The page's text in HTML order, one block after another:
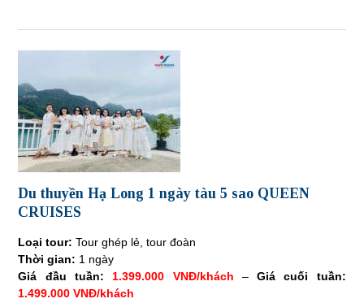
Du thuyền Hạ Long 1 ngày tàu 5 sao QUEEN
CRUISES
Loại tour: Tour ghép lẻ, tour đoàn
Thời gian: 1 ngày
Giá đầu tuần:
1.399.000 VNĐ/khách –Giá cuối tuần:
1.499.000 VNĐ/khách